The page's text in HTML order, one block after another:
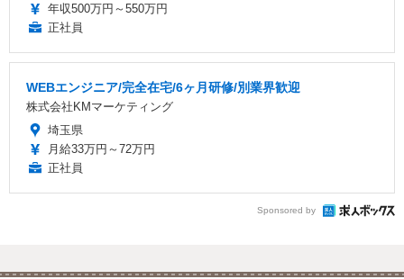
年収500万円～550万円
正社員
WEBエンジニア/完全在宅/6ヶ月研修/別業界歓迎
株式会社KMマーケティング
埼玉県
月給33万円～72万円
正社員
Sponsored by